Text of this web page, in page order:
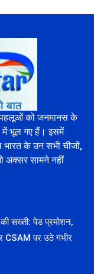
को जनमानस के
में भूल गए हैं। इसमें
भारत के उन सभी चीजों,
अक्सर सामने नहीं
सख्ती: पेड प्रमोशन,
CSAM पर उठे गंभीर